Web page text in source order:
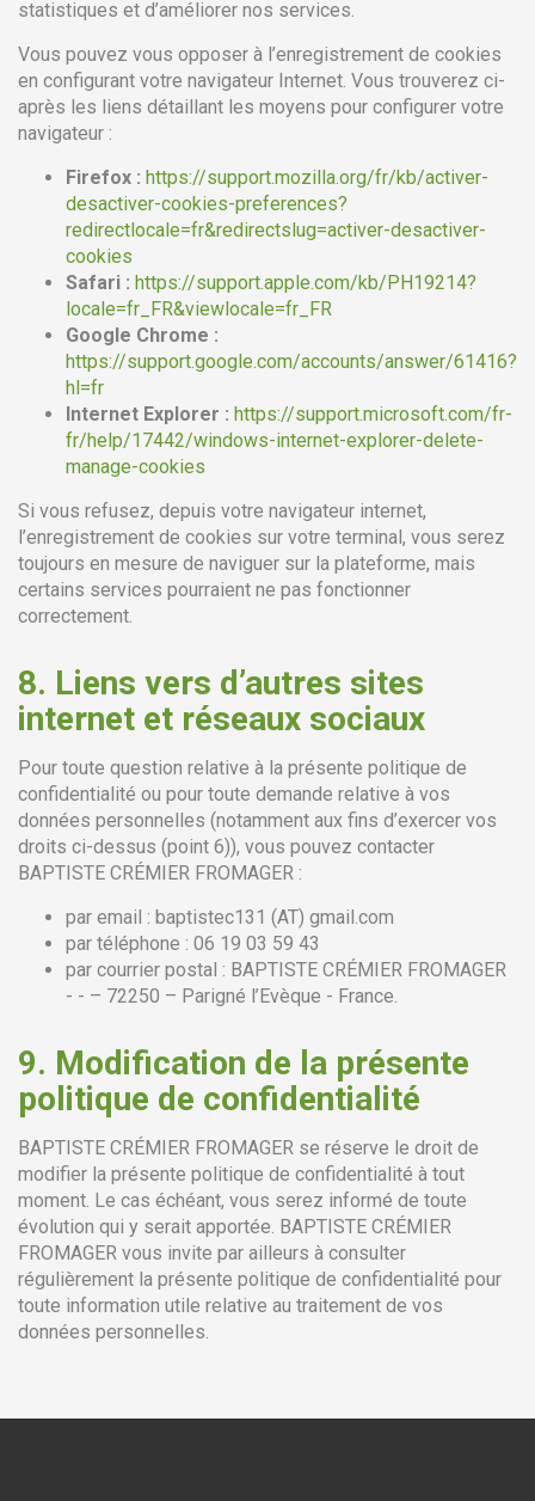
statistiques et d’améliorer nos services.
Vous pouvez vous opposer à l’enregistrement de cookies
en configurant votre navigateur Internet. Vous trouverez ci-
après les liens détaillant les moyens pour configurer votre
navigateur :
Firefox : https://support.mozilla.org/fr/kb/activer-
desactiver-cookies-preferences?
redirectlocale=fr&redirectslug=activer-desactiver-
cookies
Safari : https://support.apple.com/kb/PH19214?
locale=fr_FR&viewlocale=fr_FR
Google Chrome :
https://support.google.com/accounts/answer/61416?
hl=fr
Internet Explorer : https://support.microsoft.com/fr-
fr/help/17442/windows-internet-explorer-delete-
manage-cookies
Si vous refusez, depuis votre navigateur internet,
l’enregistrement de cookies sur votre terminal, vous serez
toujours en mesure de naviguer sur la plateforme, mais
certains services pourraient ne pas fonctionner
correctement.
8. Liens vers d’autres sites
internet et réseaux sociaux
Pour toute question relative à la présente politique de
confidentialité ou pour toute demande relative à vos
données personnelles (notamment aux fins d’exercer vos
droits ci-dessus (point 6)), vous pouvez contacter
BAPTISTE CRÉMIER FROMAGER :
par email : baptistec131 (AT) gmail.com
par téléphone : 06 19 03 59 43
par courrier postal : BAPTISTE CRÉMIER FROMAGER
- - – 72250 – Parigné l’Evèque - France.
9. Modification de la présente
politique de confidentialité
BAPTISTE CRÉMIER FROMAGER se réserve le droit de
modifier la présente politique de confidentialité à tout
moment. Le cas échéant, vous serez informé de toute
évolution qui y serait apportée. BAPTISTE CRÉMIER
FROMAGER vous invite par ailleurs à consulter
régulièrement la présente politique de confidentialité pour
toute information utile relative au traitement de vos
données personnelles.